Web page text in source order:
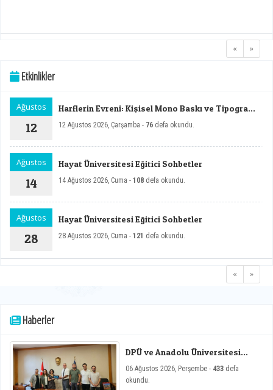
« »
Etkinlikler
Ağustos
12
Harflerin Evreni: Kişisel Mono Baskı ve Tipografi
12 Ağustos 2026, Çarşamba - 76 defa okundu.
Ağustos
14
Hayat Üniversitesi Eğitici Sohbetler
14 Ağustos 2026, Cuma - 108 defa okundu.
Ağustos
28
Hayat Üniversitesi Eğitici Sohbetler
28 Ağustos 2026, Cuma - 121 defa okundu.
« »
Haberler
DPÜ ve Anadolu Üniversitesi
Toplantısı
06 Ağustos 2026, Perşembe - 433 defa
okundu.